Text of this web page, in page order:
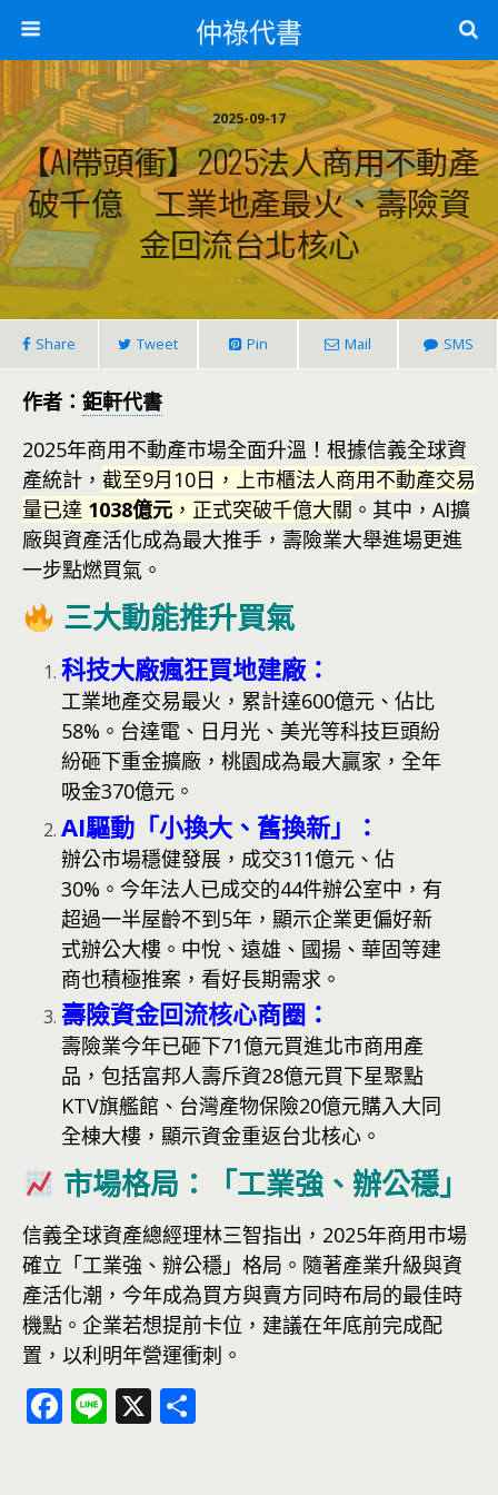
仲祿代書
2025-09-17
【AI帶頭衝】2025法人商用不動產
破千億 工業地產最火、壽險資
金回流台北核心
Share Tweet Pin Mail SMS
作者： 鉅軒代書
2025年商用不動產市場全面升溫！根據信義全球資
產統計， 截至9月10日，上市櫃法人商用不動產交易
量已達 1038億元 ，正式突破千億大關 。其中，AI擴
廠與資產活化成為最大推手，壽險業大舉進場更進
一步點燃買氣。
三大動能推升買氣
科技大廠瘋狂買地建廠：
工業地產交易最火，累計達600億元、佔比
58%。台達電、日月光、美光等科技巨頭紛
紛砸下重金擴廠，桃園成為最大贏家，全年
吸金370億元。
AI驅動「小換大、舊換新」：
辦公市場穩健發展，成交311億元、佔
30%。今年法人已成交的44件辦公室中，有
超過一半屋齡不到5年，顯示企業更偏好新
式辦公大樓。中悅、遠雄、國揚、華固等建
商也積極推案，看好長期需求。
壽險資金回流核心商圈：
壽險業今年已砸下71億元買進北市商用產
品，包括富邦人壽斥資28億元買下星聚點
KTV旗艦館、台灣產物保險20億元購入大同
全棟大樓，顯示資金重返台北核心。
市場格局：「工業強、辦公穩」
信義全球資產總經理林三智指出，2025年商用市場
確立「工業強、辦公穩」格局。隨著產業升級與資
產活化潮，今年成為買方與賣方同時布局的最佳時
機點。企業若想提前卡位，建議在年底前完成配
置，以利明年營運衝刺。
F Li X